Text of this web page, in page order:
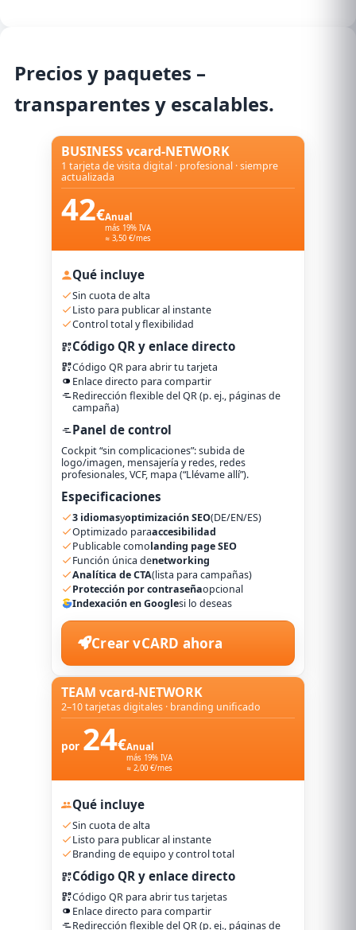
Precios y paquetes –
transparentes y escalables.
BUSINESS vcard-NETWORK
1 tarjeta de visita digital · profesional · siempre
actualizada
42€Anual
más 19% IVA
≈ 3,50 €/mes
Qué incluye
Sin cuota de alta
Listo para publicar al instante
Control total y flexibilidad
Código QR y enlace directo
Código QR para abrir tu tarjeta
Enlace directo para compartir
Redirección flexible del QR (p. ej., páginas de
campaña)
Panel de control
Cockpit “sin complicaciones”: subida de
logo/imagen, mensajería y redes, redes
profesionales, VCF, mapa (“Llévame allí”).
Especificaciones
3 idiomasyoptimización SEO(DE/EN/ES)
Optimizado paraaccesibilidad
Publicable comolanding page SEO
Función única denetworking
Analítica de CTA(lista para campañas)
Protección por contraseñaopcional
Indexación en Googlesi lo deseas
Crear vCARD ahora
TEAM vcard-NETWORK
2–10 tarjetas digitales · branding unificado
por 24€Anual
más 19% IVA
≈ 2,00 €/mes
Qué incluye
Sin cuota de alta
Listo para publicar al instante
Branding de equipo y control total
Código QR y enlace directo
Código QR para abrir tus tarjetas
Enlace directo para compartir
Redirección flexible del QR (p. ej., páginas de